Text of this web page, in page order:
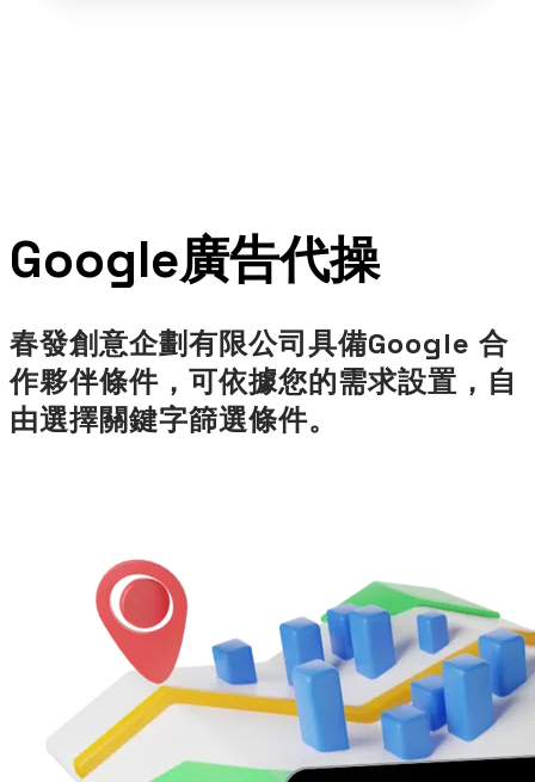
​Google廣告代操
春發創意企劃有限公司具備Google 合
作夥伴條件，可依據您的需求設置，自
由選擇關鍵字篩選條件。